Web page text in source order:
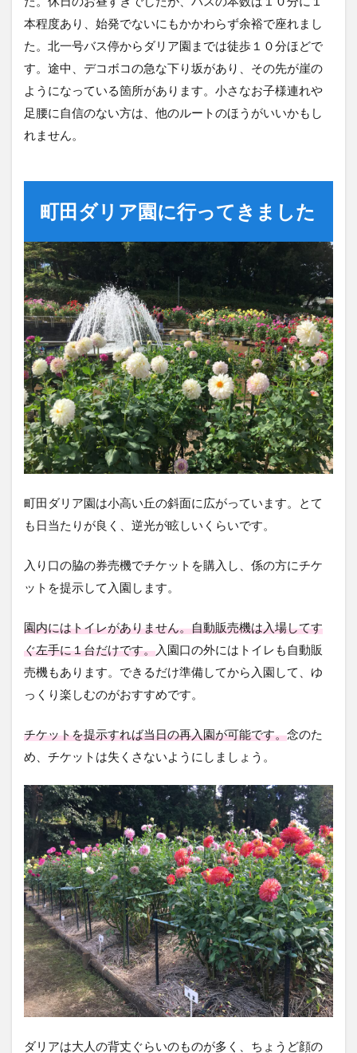
本程度あり、始発でないにもかかわらず余裕で座れまし
た。北一号バス停からダリア園までは徒歩１０分ほどで
す。途中、デコボコの急な下り坂があり、その先が崖の
ようになっている箇所があります。小さなお子様連れや
足腰に自信のない方は、他のルートのほうがいいかもし
れません。
町田ダリア園に行ってきました
町田ダリア園は小高い丘の斜面に広がっています。とて
も日当たりが良く、逆光が眩しいくらいです。
入り口の脇の券売機でチケットを購入し、係の方にチケ
ットを提示して入園します。
園内にはトイレがありません。自動販売機は入場してす
ぐ左手に１台だけです。入園口の外にはトイレも自動販
売機もあります。できるだけ準備してから入園して、ゆ
っくり楽しむのがおすすめです。
チケットを提示すれば当日の再入園が可能です。念のた
め、チケットは失くさないようにしましょう。
ダリアは大人の背丈ぐらいのものが多く、ちょうど顔の